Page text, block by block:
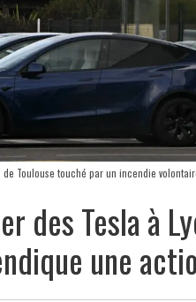
Toulouse touché par un incendie volontaire.
des Tesla à
une